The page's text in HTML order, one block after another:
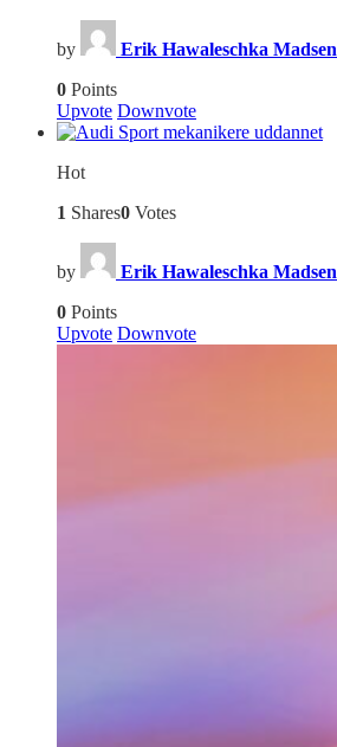
by Erik Hawaleschka Madsen
0 Points
Upvote Downvote
Hot
1 Shares0 Votes
by Erik Hawaleschka Madsen
0 Points
Upvote Downvote